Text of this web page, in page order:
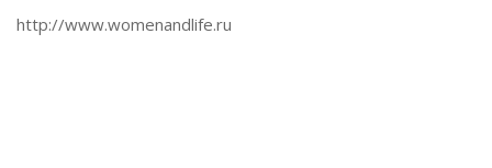
http://www.womenandlife.ru